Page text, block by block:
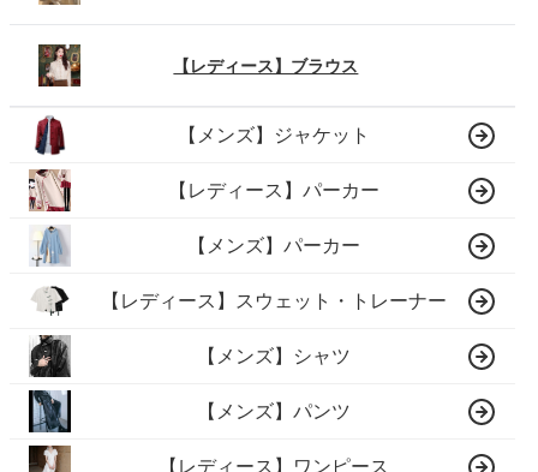
【レディース】ブラウス
【メンズ】ジャケット
【レディース】パーカー
【メンズ】パーカー
【レディース】スウェット・トレーナー
【メンズ】シャツ
【メンズ】パンツ
【レディース】ワンピース